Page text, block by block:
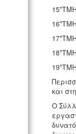
και
Ο